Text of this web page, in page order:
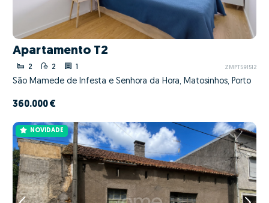
Apartamento T2
2 2 1 ZMPT591512
São Mamede de Infesta e Senhora da Hora, Matosinhos, Porto
360.000 €
NOVIDADE